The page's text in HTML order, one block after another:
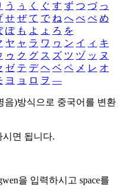
う ぅ く ぐ す ず つ づ っ
せ ぜ て で ね へ べ ぺ め
ぽ も よ ょ ろ を
ヤ ャ ラ ワ ヮ ン イ ィ キ
ゥ ク グ ス ズ ツ ヅ ッ ヌ
ゼ テ デ ヘ ベ ペ メ レ オ
ヨ ョ ロ ヲ ―
음)방식으로 중국어를 변환
면 됩니다.
을 입력하시고 space를